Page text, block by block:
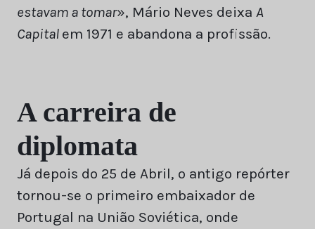
estavam a tomar», Mário Neves deixa A
Capital em 1971 e abandona a profissão.
A carreira de
diplomata
Já depois do 25 de Abril, o antigo repórter
tornou-se o primeiro embaixador de
Portugal na União Soviética, onde